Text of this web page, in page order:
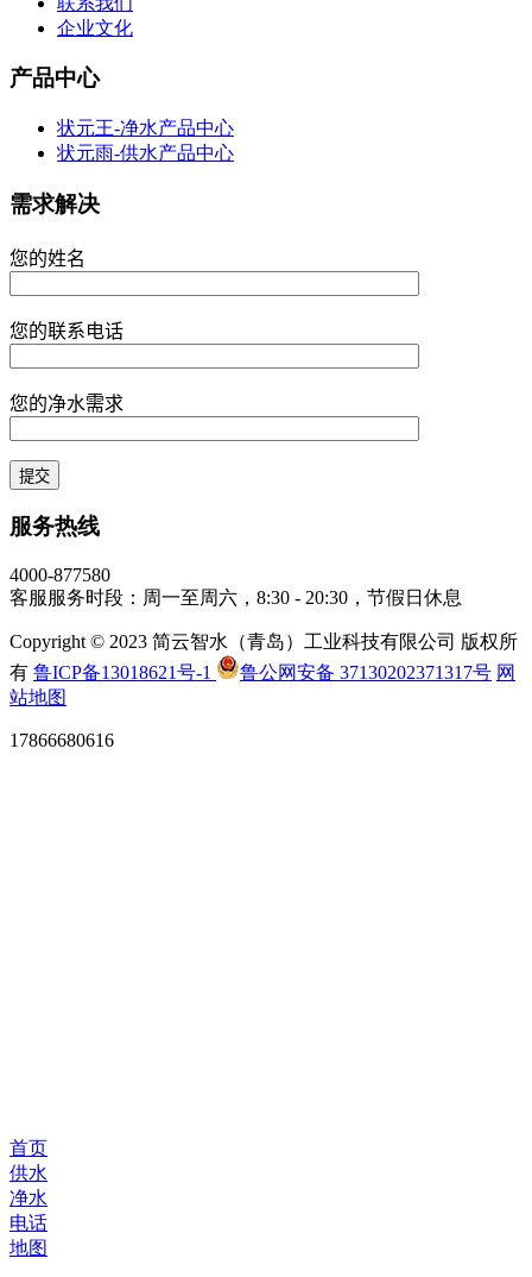
企业文化
产品中心
状元王-净水产品中心
状元雨-供水产品中心
需求解决
您的姓名
您的联系电话
您的净水需求
服务热线
4000-877580
客服服务时段：周一至周六，8:30 - 20:30，节假日休息
Copyright © 2023 简云智水（青岛）工业科技有限公司 版权所
有 鲁ICP备13018621号-1 鲁公网安备 37130202371317号 网
站地图
17866680616
首页
供水
净水
电话
地图